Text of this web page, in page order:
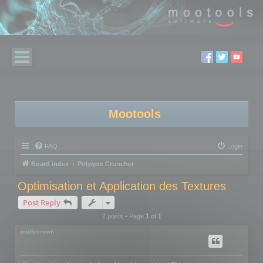
Mootools
FAQ Login
Board index Polygon Cruncher
Optimisation et Application des Textures
Post Reply
2 posts • Page 1of 1
mulfycrowh